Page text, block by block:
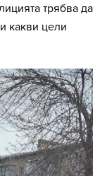
трябва да
какви цели